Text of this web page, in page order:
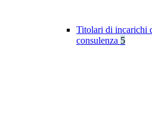
Titolari di incarichi
consulenza 5